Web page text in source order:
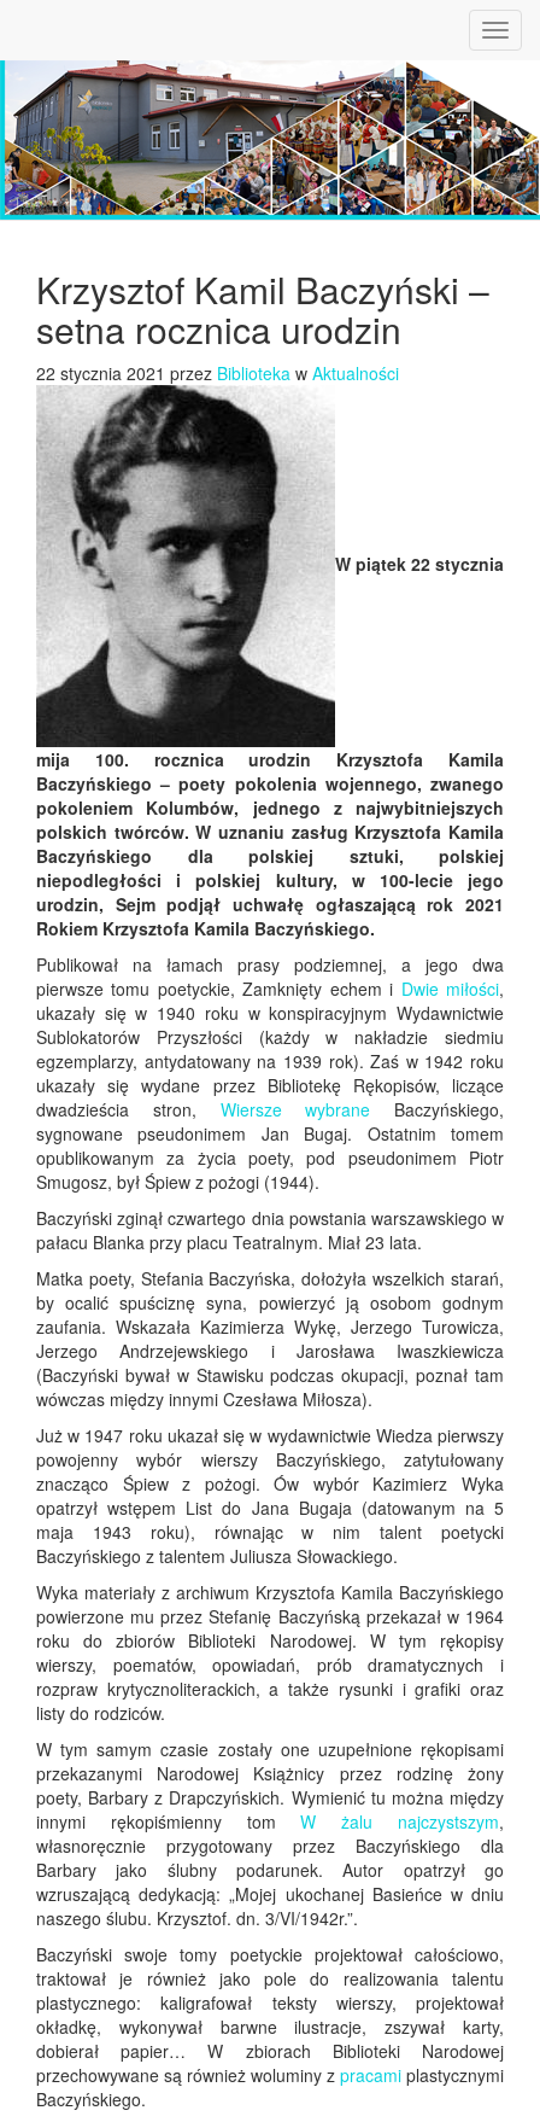
Krzysztof Kamil Baczyński –
setna rocznica urodzin
22 stycznia 2021 przez Biblioteka w Aktualności
W piątek 22 stycznia
mija 100. rocznica urodzin Krzysztofa Kamila
Baczyńskiego – poety pokolenia wojennego, zwanego
pokoleniem Kolumbów, jednego z najwybitniejszych
polskich twórców. W uznaniu zasług Krzysztofa Kamila
Baczyńskiego dla polskiej sztuki, polskiej
niepodległości i polskiej kultury, w 100-lecie jego
urodzin, Sejm podjął uchwałę ogłaszającą rok 2021
Rokiem Krzysztofa Kamila Baczyńskiego.
Publikował na łamach prasy podziemnej, a jego dwa
pierwsze tomu poetyckie, Zamknięty echem i Dwie miłości,
ukazały się w 1940 roku w konspiracyjnym Wydawnictwie
Sublokatorów Przyszłości (każdy w nakładzie siedmiu
egzemplarzy, antydatowany na 1939 rok). Zaś w 1942 roku
ukazały się wydane przez Bibliotekę Rękopisów, liczące
dwadzieścia stron, Wiersze wybrane Baczyńskiego,
sygnowane pseudonimem Jan Bugaj. Ostatnim tomem
opublikowanym za życia poety, pod pseudonimem Piotr
Smugosz, był Śpiew z pożogi (1944).
Baczyński zginął czwartego dnia powstania warszawskiego w
pałacu Blanka przy placu Teatralnym. Miał 23 lata.
Matka poety, Stefania Baczyńska, dołożyła wszelkich starań,
by ocalić spuściznę syna, powierzyć ją osobom godnym
zaufania. Wskazała Kazimierza Wykę, Jerzego Turowicza,
Jerzego Andrzejewskiego i Jarosława Iwaszkiewicza
(Baczyński bywał w Stawisku podczas okupacji, poznał tam
wówczas między innymi Czesława Miłosza).
Już w 1947 roku ukazał się w wydawnictwie Wiedza pierwszy
powojenny wybór wierszy Baczyńskiego, zatytułowany
znacząco Śpiew z pożogi. Ów wybór Kazimierz Wyka
opatrzył wstępem List do Jana Bugaja (datowanym na 5
maja 1943 roku), równając w nim talent poetycki
Baczyńskiego z talentem Juliusza Słowackiego.
Wyka materiały z archiwum Krzysztofa Kamila Baczyńskiego
powierzone mu przez Stefanię Baczyńską przekazał w 1964
roku do zbiorów Biblioteki Narodowej. W tym rękopisy
wierszy, poematów, opowiadań, prób dramatycznych i
rozpraw krytycznoliterackich, a także rysunki i grafiki oraz
listy do rodziców.
W tym samym czasie zostały one uzupełnione rękopisami
przekazanymi Narodowej Książnicy przez rodzinę żony
poety, Barbary z Drapczyńskich. Wymienić tu można między
innymi rękopiśmienny tomW żalu najczystszym,
własnoręcznie przygotowany przez Baczyńskiego dla
Barbary jako ślubny podarunek. Autor opatrzył go
wzruszającą dedykacją: „Mojej ukochanej Basieńce w dniu
naszego ślubu. Krzysztof. dn. 3/VI/1942r.”.
Baczyński swoje tomy poetyckie projektował całościowo,
traktował je również jako pole do realizowania talentu
plastycznego: kaligrafował teksty wierszy, projektował
okładkę, wykonywał barwne ilustracje, zszywał karty,
dobierał papier… W zbiorach Biblioteki Narodowej
przechowywane są również woluminy z pracami plastycznymi
Baczyńskiego.